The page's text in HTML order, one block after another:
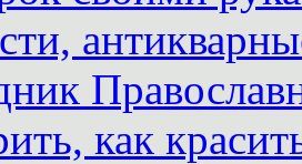
как